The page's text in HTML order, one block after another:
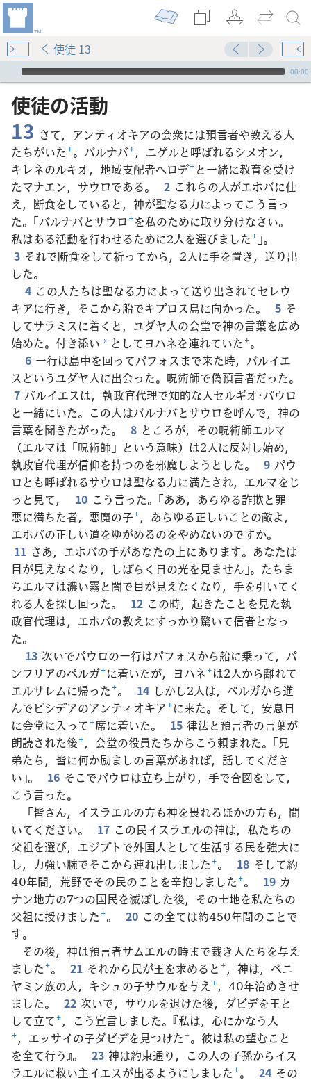
使徒 13
Audio Player
00:00
使徒​の​活動
13 さて，アンティオキアの会衆には預言者や教える人
たちがいた+。バルナバ+，ニゲルと呼ばれるシメオン，
キレネのルキオ，地域支配者ヘロデ+と一緒に教育を受け
たマナエン，サウロである。
2 これらの人がエホバに仕
え，断食をしていると，神が聖なる力によってこう言っ
た。「バルナバとサウロ+を私のために取り分けなさい。
私はある活動を行わせるために2人を選びました+ 」。
3 それで断食をして祈ってから，2人に手を置き，送り出
した。
4 この人たちは聖なる力によって送り出されてセレウ
キアに行き，そこから船でキプロス島に向かった。
5 そ
してサラミスに着くと，ユダヤ人の会堂で神の言葉を広め
始めた。付き添い * としてヨハネを連れていた+。
6 一行は島中を回ってパフォスまで来た時，バルイエ
スというユダヤ人に出会った。呪術師で偽預言者だった。
7 バルイエスは，執政官代理で知的な人セルギオ･パウロ
と一緒にいた。この人はバルナバとサウロを呼んで，神の
言葉を聞きたがった。
8 ところが，その呪術師エルマ
（エルマは「呪術師」という意味）は2人に反対し始め，
執政官代理が信仰を持つのを邪魔しようとした。
9 パウ
ロとも呼ばれるサウロは聖なる力に満たされ，エルマをじ
っと見て，
10 こう言った。「ああ，あらゆる詐欺と罪
悪に満ちた者，悪魔の子+，あらゆる正しいことの敵よ，
エホバの正しい道をゆがめるのをやめないのですか。
11 さあ，エホバの手があなたの上にあります。あなたは
目が見えなくなり，しばらく日の光を見ません」。たちま
ちエルマは濃い霧と闇で目が見えなくなり，手を引いてく
れる人を探し回った。
12 この時，起きたことを見た執
政官代理は，エホバの教えにすっかり驚いて信者となっ
た。
13 次いでパウロの一行はパフォスから船に乗って，パ
ンフリアのペルガ+に着いたが，ヨハネ+は2人から離れて
エルサレムに帰った+。 14 しかし2人は，ペルガから進
んでピシデアのアンティオキア+に来た。そして，安息日
に会堂に入って+席に着いた。 15 律法と預言者の言葉が
朗読された後+，会堂の役員たちからこう頼まれた。「兄
弟たち，皆に何か励ましの言葉があれば，話してくださ
い」。
16 そこでパウロは立ち上がり，手で合図をして，
こう言った。
「皆さん，イスラエルの方も神を畏れるほかの方も，聞
いてください。
17 この民イスラエルの神は，私たちの
父祖を選び，エジプトで外国人として生活する民を強大に
し，力強い腕でそこから連れ出しました+。 18 そして約
40年間，荒野でその民のことを辛抱しました+。 19 カ
ナン地方の7つの国民を滅ぼした後，その土地を私たちの
父祖に授けました+。 20 この全ては約450年間のことで
す。
その後，神は預言者サムエルの時まで裁き人たちを与え
ました+。 21 それから民が王を求めると +，神は，ベニ
ヤミン族の人，キシュの子サウルを与え+，40年治めさせ
ました。
22 次いで，サウルを退けた後，ダビデを王と
して立て+，こう宣言しました。『私は，心にかなう人
+，エッサイの子ダビデを見つけた+。彼は私の望むこと
を全て行う』。
23 神は約束通り，この人の子孫からイス
ラエルに救い主イエスが出るようにしました+。 24 その